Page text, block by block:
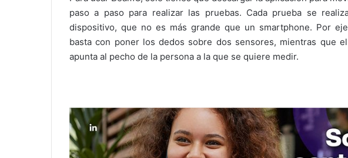
paso a paso para realizar las pruebas. Cada prueba se
dispositivo, que no es más grande que un smartphone. Por
basta con poner los dedos sobre dos sensores, mientras que
apunta al pecho de la persona a la que se quiere medir.